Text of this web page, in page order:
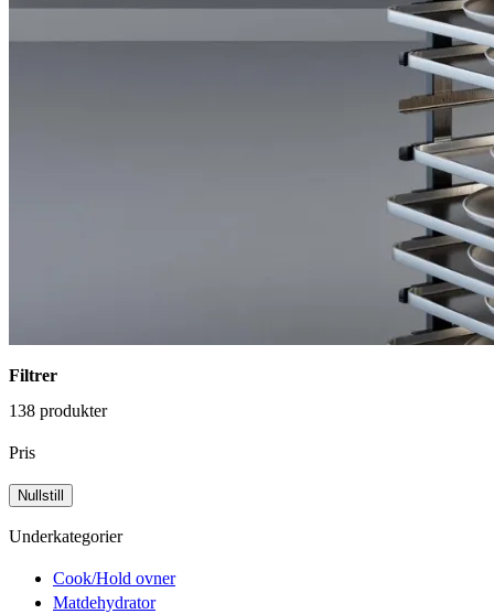
Filtrer
138 produkter
Pris
Underkategorier
Cook/Hold ovner
Matdehydrator